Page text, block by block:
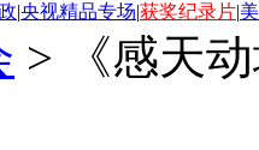
|央视精品专场|获奖纪录片|
>
《感天